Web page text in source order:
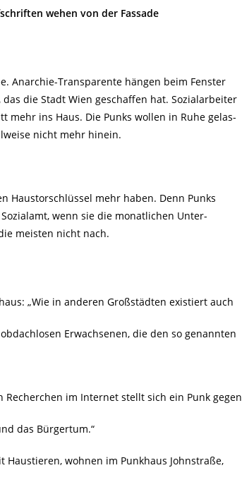
wehen von der Fassade
Anarchie-Transparente hängen beim Fenster
die Stadt Wien geschaffen hat. Sozialarbeiter
mehr ins Haus. Die Punks wollen in Ruhe gelas-
nicht mehr hinein.
Haustorschlüssel mehr haben. Denn Punks
wenn sie die monatlichen Unter-
meisten nicht nach.
„Wie in anderen Großstädten existiert auch
Erwachsenen, die den so genannten
im Internet stellt sich ein Punk gegen
das Bürgertum.“
Haustieren, wohnen im Punkhaus Johnstraße,